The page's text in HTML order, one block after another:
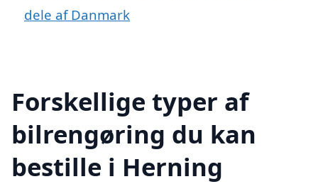
dele af Danmark
Forskellige typer af
bilrengøring du kan
bestille i Herning